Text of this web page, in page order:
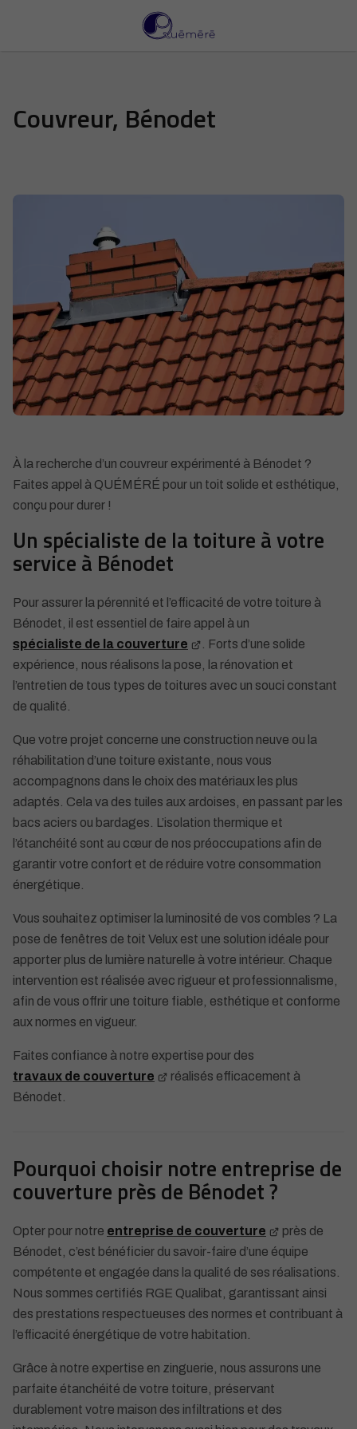
Couvreur, Bénodet
À la recherche d’un couvreur expérimenté à Bénodet ?
Faites appel à QUÉMÉRÉ pour un toit solide et esthétique,
conçu pour durer !
Un spécialiste de la toiture à votre
service à Bénodet
Pour assurer la pérennité et l’efficacité de votre toiture à
Bénodet, il est essentiel de faire appel à un
spécialiste de la couverture
. Forts d’une solide
expérience, nous réalisons la pose, la rénovation et
l’entretien de tous types de toitures avec un souci constant
de qualité.
Que votre projet concerne une construction neuve ou la
réhabilitation d’une toiture existante, nous vous
accompagnons dans le choix des matériaux les plus
adaptés. Cela va des tuiles aux ardoises, en passant par les
bacs aciers ou bardages. L’isolation thermique et
l’étanchéité sont au cœur de nos préoccupations afin de
garantir votre confort et de réduire votre consommation
énergétique.
Vous souhaitez optimiser la luminosité de vos combles ? La
pose de fenêtres de toit Velux est une solution idéale pour
apporter plus de lumière naturelle à votre intérieur. Chaque
intervention est réalisée avec rigueur et professionnalisme,
afin de vous offrir une toiture fiable, esthétique et conforme
aux normes en vigueur.
Faites confiance à notre expertise pour des
travaux de couverture
réalisés efficacement à
Bénodet.
Pourquoi choisir notre entreprise de
couverture près de Bénodet ?
Opter pour notre entreprise de couverture
près de
Bénodet, c’est bénéficier du savoir-faire d’une équipe
compétente et engagée dans la qualité de ses réalisations.
Nous sommes certifiés RGE Qualibat, garantissant ainsi
des prestations respectueuses des normes et contribuant à
l’efficacité énergétique de votre habitation.
Grâce à notre expertise en zinguerie, nous assurons une
parfaite étanchéité de votre toiture, préservant
durablement votre maison des infiltrations et des